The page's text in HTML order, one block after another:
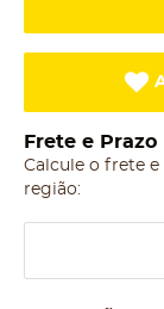
Frete e Prazo
Calcule o frete
região: